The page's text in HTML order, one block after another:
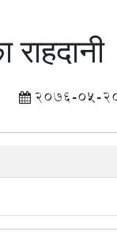
2076-05-